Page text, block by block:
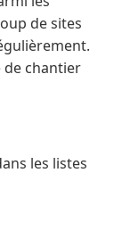
de sites
de chantier
les listes